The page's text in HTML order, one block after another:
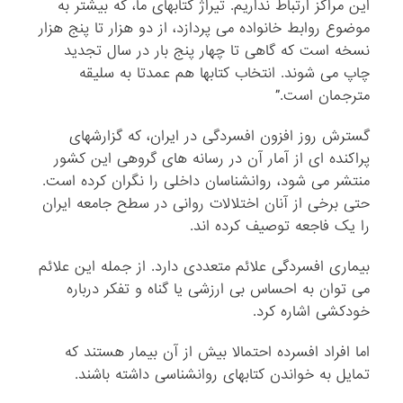
این مراکز ارتباط نداریم. تیراژ کتابهای ما، که بیشتر به
موضوع روابط خانواده می پردازد، از دو هزار تا پنج هزار
نسخه است که گاهی تا چهار پنج بار در سال تجدید
چاپ می شوند. انتخاب کتابها هم عمدتا به سلیقه
مترجمان است.”
گسترش روز افزون افسردگی در ایران، که گزارشهای
پراکنده ای از آمار آن در رسانه های گروهی این کشور
منتشر می شود، روانشناسان داخلی را نگران کرده است.
حتی برخی از آنان اختلالات روانی در سطح جامعه ایران
را یک فاجعه توصیف کرده اند.
بیماری افسردگی علائم متعددی دارد. از جمله این علائم
می توان به احساس بی ارزشی یا گناه و تفکر درباره
خودکشی اشاره کرد.
اما افراد افسرده احتمالا بیش از آن بیمار هستند که
تمایل به خواندن کتابهای روانشناسی داشته باشند.